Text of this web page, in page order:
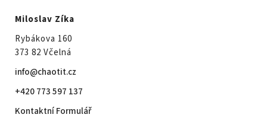
Miloslav Zíka
Rybákova 160
373 82 Včelná
info@chaotit.cz
+420 773 597 137
Kontaktní Formulář